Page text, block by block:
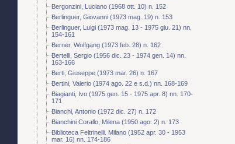
Bergonzini, Luciano (1968 ott. 10) n. 152
Berlinguer, Giovanni (1973 mag. 19) n. 153
Berlinguer, Luigi (1973 mag. 13 - 1975 giu. 21) nn.
154-161
Berner, Wolfgang (1973 feb. 28) n. 162
Bertelli, Sergio (1956 dic. 23 - 1974 gen. 14) nn.
163-166
Berti, Giuseppe (1973 mar. 26) n. 167
Bertini, Valerio (1974 ago. 22 e s.d.) nn. 168-169
Biagianti, Ivo (1975 gen. 15 - 1975 apr. 8) nn. 170-
171
Bianchi, Antonio (1972 dic. 27) n. 172
Bianchini Corallo, Milena (1950 ago. 2) n. 173
Biblioteca Feltrinelli. Milano (1952 apr. 30 - 1953
mar. 16) nn. 174-186